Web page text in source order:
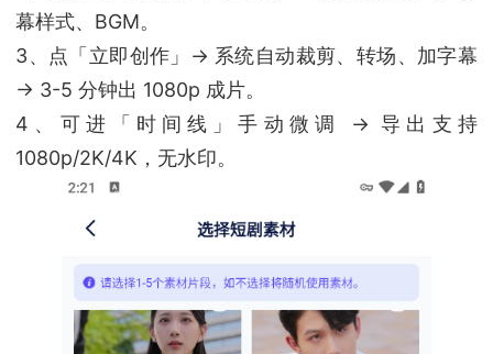
幕样式、BGM。
3、点「立即创作」→ 系统自动裁剪、转场、加字幕
→ 3-5 分钟出 1080p 成片。
4、可进「时间线」手动微调 → 导出支持
1080p/2K/4K，无水印。